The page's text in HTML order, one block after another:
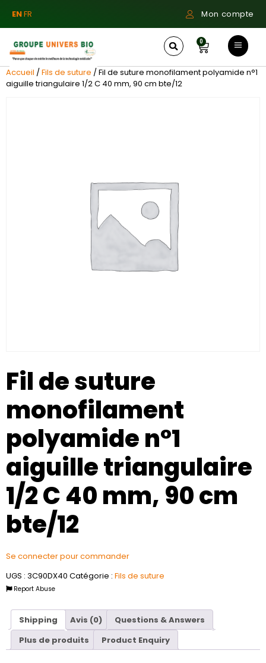
ENFR Mon compte
0
Accueil /Fils de suture / Fil de suture monofilament polyamide n°1
aiguille triangulaire 1/2 C 40 mm, 90 cm bte/12
Fil de suture
monofilament
polyamide n°1
aiguille triangulaire
1/2 C 40 mm, 90 cm
bte/12
Se connecter pour commander
UGS : 3C90DX40 Catégorie : Fils de suture
Report Abuse
Shipping Avis (0)
Questions & Answers
Plus de produits
Product Enquiry